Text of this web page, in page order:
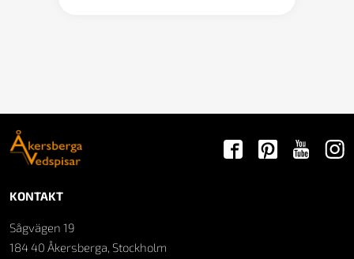
KONTAKT
Sågvägen 19
184 40 Åkersberga, Stockholm